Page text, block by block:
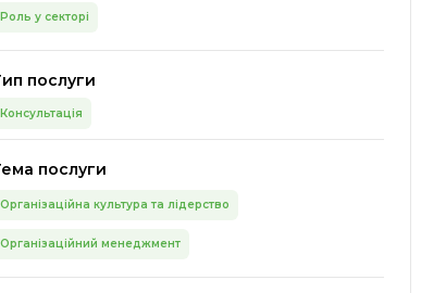
Роль у секторі
послуги
Консультація
послуги
Організаційна культура та лідерство
Організаційний менеджмент